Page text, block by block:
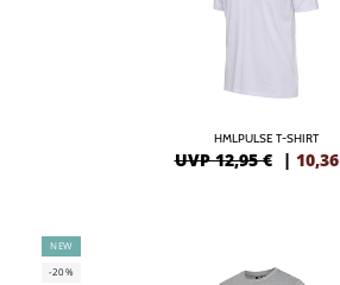
HMLPULSE T-SHIRT
UVP 12,95 € | 10,36
NEW
-20%